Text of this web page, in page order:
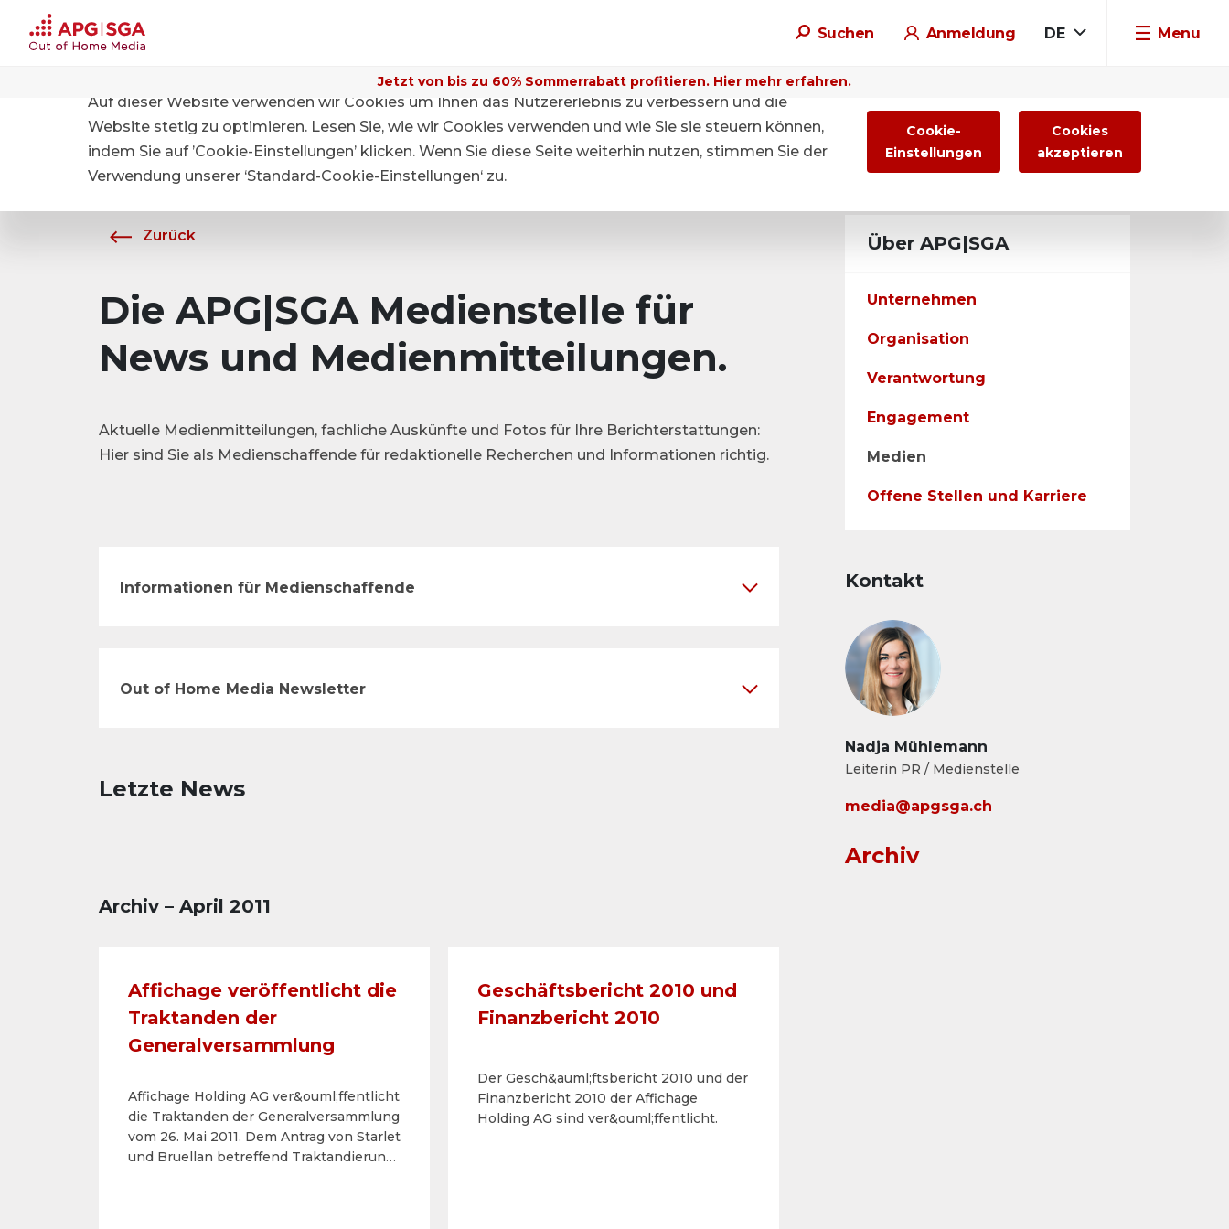
Suchen Anmeldung DE Menu
Jetzt von bis zu 60% Sommerrabatt profitieren. Hier mehr erfahren.
Über APG|SGA Medien
Zurück
Die APG|SGA Medienstelle für
News und Medienmitteilungen.
Aktuelle Medienmitteilungen, fachliche Auskünfte und Fotos für Ihre Berichterstattungen:
Hier sind Sie als Medienschaffende für redaktionelle Recherchen und Informationen richtig.
Informationen für Medienschaffende
Out of Home Media Newsletter
Letzte News
Archiv – April 2011
Affichage veröffentlicht die
Traktanden der
Generalversammlung
Affichage Holding AG ver&ouml;ffentlicht
die Traktanden der Generalversammlung
vom 26. Mai 2011. Dem Antrag von Starlet
und Bruellan betreffend Traktandierung
Geschäftsbericht 2010 und
Finanzbericht 2010
Der Gesch&auml;ftsbericht 2010 und der
Finanzbericht 2010 der Affichage
Holding AG sind ver&ouml;ffentlicht.
Über APG|SGA
Unternehmen
Organisation
Verantwortung
Engagement
Medien
Offene Stellen und Karriere
Kontakt
Nadja Mühlemann
Leiterin PR / Medienstelle
media@apgsga.ch
Archiv
Auf dieser Website verwenden wir Cookies um Ihnen das Nutzererlebnis zu verbessern und die
Website stetig zu optimieren. Lesen Sie, wie wir Cookies verwenden und wie Sie sie steuern können,
indem Sie auf ’Cookie-Einstellungen’ klicken. Wenn Sie diese Seite weiterhin nutzen, stimmen Sie der
Verwendung unserer ‘Standard-Cookie-Einstellungen‘ zu.
Cookie-
Einstellungen
Cookies
akzeptieren